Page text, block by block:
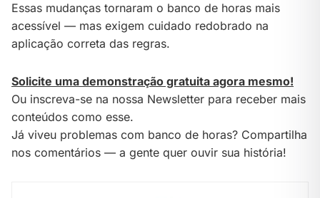
Essas mudanças tornaram o banco de horas mais
acessível — mas exigem cuidado redobrado na
aplicação correta das regras.
Solicite uma demonstração gratuita agora mesmo!
Ou inscreva-se na nossa Newsletter para receber mais
conteúdos como esse.
Já viveu problemas com banco de horas? Compartilha
nos comentários — a gente quer ouvir sua história!